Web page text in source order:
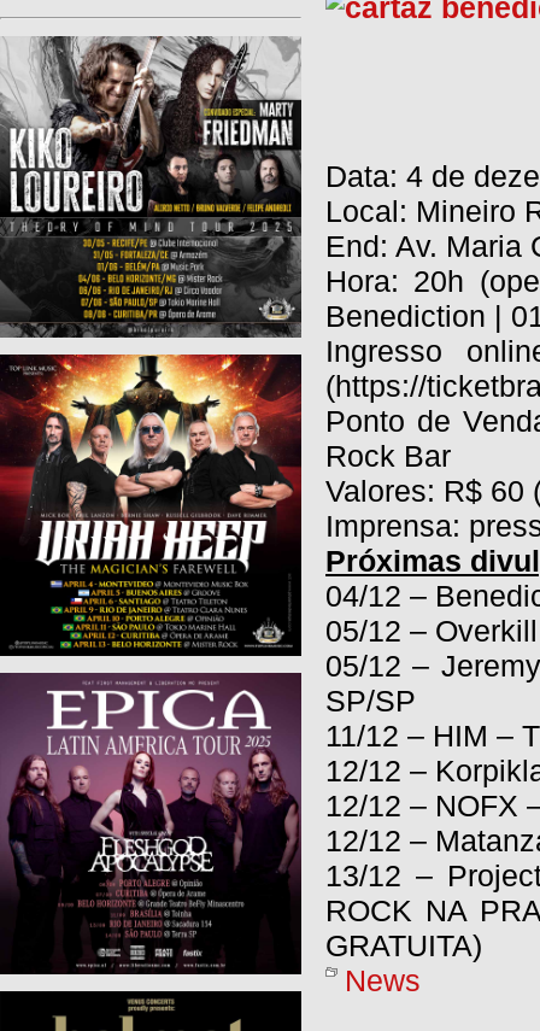
Data: 4 de
Local: Mineiro
End: Av. Maria
Hora: 20h
Benediction |
Ingresso
(https://
Ponto de
Rock Bar
Valores: R$ 60
Imprensa:
Próximas
04/12 –
05/12 –
05/12 –
SP/SP
11/12 – HIM –
12/12 –
12/12 – NOFX
12/12 –
13/12 –
ROCK NA
GRATUITA)
News